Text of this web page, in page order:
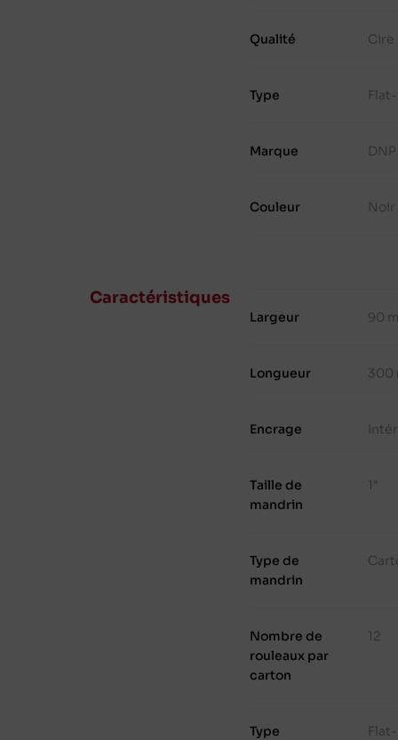
Qualité Cire
Type
Marque DNP
Couleur Noir
Caractéristiques
Largeur 90
Longueur 300
Encrage
Taille de
mandrin
1"
Type de
mandrin
Nombre de
rouleaux par
carton
12
Type